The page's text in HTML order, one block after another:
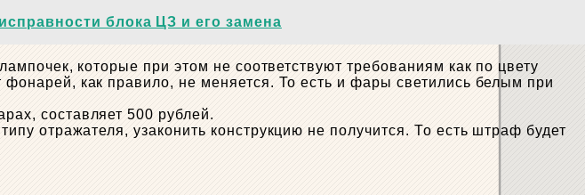
блока ЦЗ и его замена
которые при этом не соответствуют требованиям как по цвету
как правило, не меняется. То есть и фары светились белым при
составляет 500 рублей.
отражателя, узаконить конструкцию не получится. То есть штраф будет